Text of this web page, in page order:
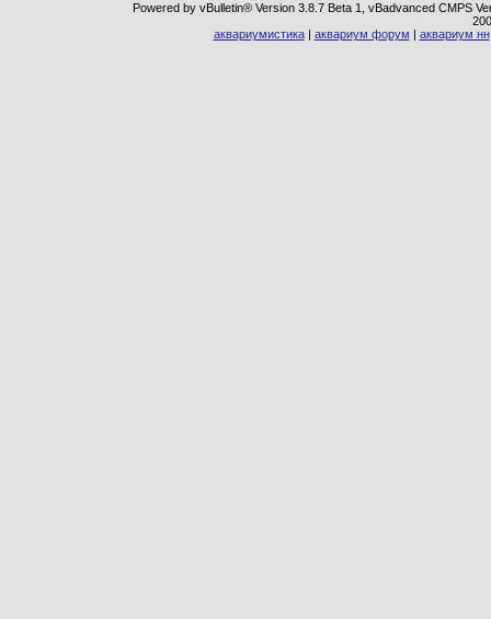
Powered by vBulletin® Version 3.8.7 Beta 1, vBadvanced CMPS
аквариумистика| аквариум форум | аквариум нн